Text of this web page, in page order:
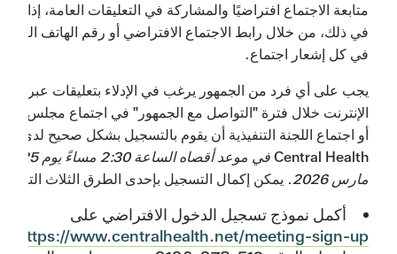
متابعة الاجتماع افتراضيًا والمشاركة في التعليقات العامة، إذا
في ذلك، من خلال رابط الاجتماع الافتراضي أو رقم الهاتف
في كل إشعار اجتماع.
يجب على أي فرد من الجمهور يرغب في الإدلاء بتعليقات عبر
الإنترنت خلال فترة "التواصل مع الجمهور" في اجتماع مجلس
أو اجتماع اللجنة التنفيذية أن يقوم بالتسجيل بشكل صحيح لدى
Central Health
في موعد أقصاه الساعة 2:30 مساءً يوم 25
مارس 2026.
يمكن إكمال التسجيل بإحدى الطرق الثلاث التالية:
أكمل نموذج تسجيل الدخول الافتراضي على
https://www.centralhealth.net/meeting-sign-up/